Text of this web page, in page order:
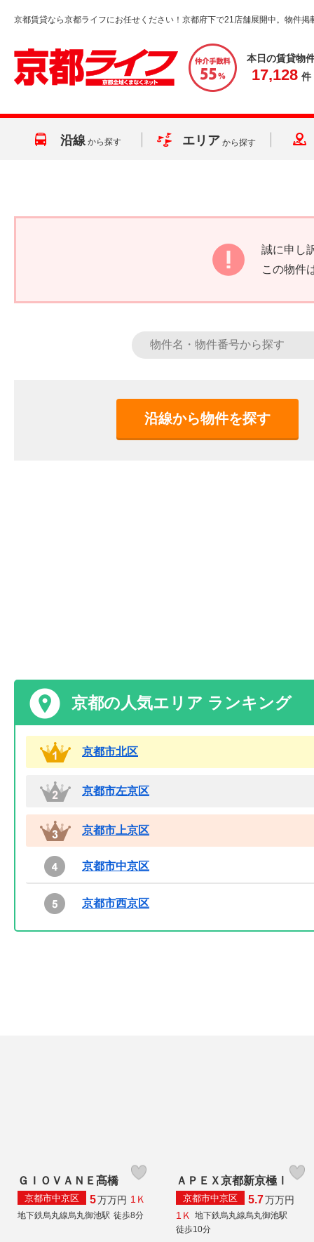
京都賃貸なら京都ライフにお任せください！京都府下で21店舗展開中。物件掲
本日の賃貸物
17,128 件
沿線 から探す エリア から探す
誠に申し
この物件
沿線から物件を探す
京都の人気エリア ランキング
京都市北区
京都市左京区
京都市上京区
京都市中京区
京都市西京区
ＧＩＯＶＡＮＥ髙橋
京都市中京区 5万万円 1Ｋ
地下鉄烏丸線烏丸御池駅 徒歩8分
ＡＰＥＸ京都新京極Ⅰ
京都市中京区 5.7万万円
1Ｋ
地下鉄烏丸線烏丸御池駅
徒歩10分